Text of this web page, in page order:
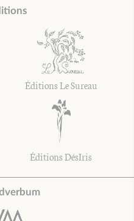
Éditions Le Sureau
Éditions DésIris